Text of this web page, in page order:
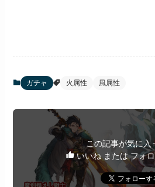
ガチャ 火属性 風属性
この記事が気に入
いいね または フォロ